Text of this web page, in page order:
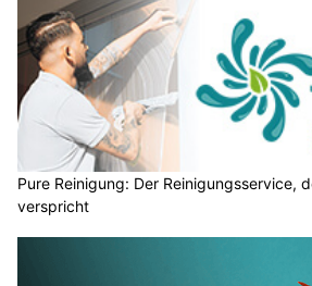
Pure Reinigung: Der Reinigungsservice,
verspricht